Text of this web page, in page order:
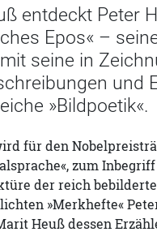
entdeckt Peter
Epos« –
seine in
und
»Bildpoetik«.
für den
zum
der reich
»Merkhefte«
Heuß dessen